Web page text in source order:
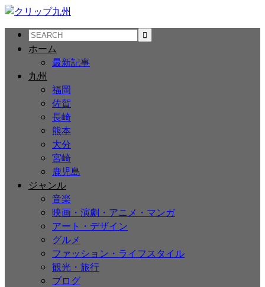
ホーム
最新記事
九州
福岡
佐賀
長崎
熊本
大分
宮崎
鹿児島
ジャンル
音楽
映画・演劇・アニメ・マンガ
アート・デザイン
グルメ
ファッション・ライフスタイル
観光・旅行
ブログ